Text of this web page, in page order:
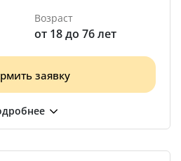
Возраст
от 18 до 76 лет
заявку